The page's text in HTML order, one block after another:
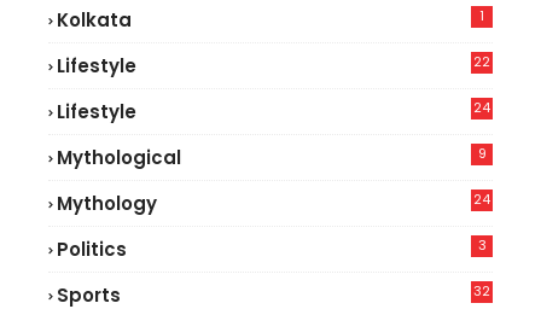
Kolkata 1
Lifestyle
22
Lifestyle
24
Mythological 9
Mythology 24
Politics 3
Sports 32